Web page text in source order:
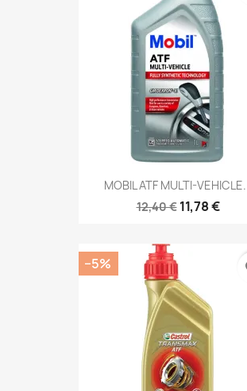
MOBIL ATF MULTI-
12,40 € 11,78 €
−5%